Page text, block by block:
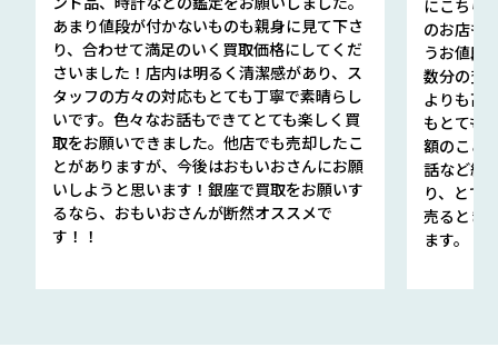
あまり値段が付かないものも親身に見て下さ
り、合わせて満足のいく買取価格にしてくだ
さいました！店内は明るく清潔感があり、ス
タッフの方々の対応もとても丁寧で素晴らし
いです。色々なお話もできてとても楽しく買
取をお願いできました。他店でも売却したこ
とがありますが、今後はおもいおさんにお願
いしようと思います！銀座で買取をお願いす
るなら、おもいおさんが断然オススメで
す！！
にこちら
のお店も
うお値段
数分の査
よりも高
もとても
額のこと
話など細
り、とて
売るとき
ます。